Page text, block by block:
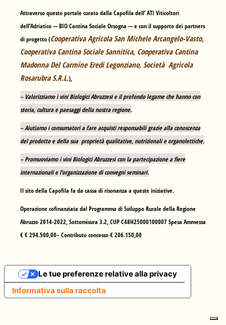
Attraverso questo portale curato dalla Capofila dell’ ATI Viticoltori
dell’Adriatico —BIO Cantina Sociale Orsogna — e con il supporto dei partners
di progetto (Cooperativa Agricola San Michele Arcangelo-Vasto,
Cooperativa Cantina Sociale Sannitica, Cooperativa Cantina
Madonna Del Carmine Eredi Legonziano, Società Agricola
Rosarubra S.R.L.),
– Valorizziamo i vini Biologici Abruzzesi e il profondo legame che hanno con
storia, cultura e paesaggi della nostra regione.
– Aiutiamo i consumatori a fare acquisti responsabili grazie alla conoscenza
del prodotto e della sua proprietà qualitative, nutrizionali e organolettiche.
– Promuoviamo i vini Biologici Abruzzesi con la partecipazione a fiere
internazionali e l’organizzazione di convegni seminari.
Il sito della Capofila fa da cassa di risonanza a queste iniziative.
Operazione cofinanziata dal Programma di Sviluppo Rurale della Regione
Abruzzo 2014-2022, Sottomisura 3.2, CUP C48H25000100007 Spesa Ammessa
€ € 294.500,00– Contributo concesso € 206.150,00
Informativa sulla raccolta
Le tue preferenze relative alla privacy